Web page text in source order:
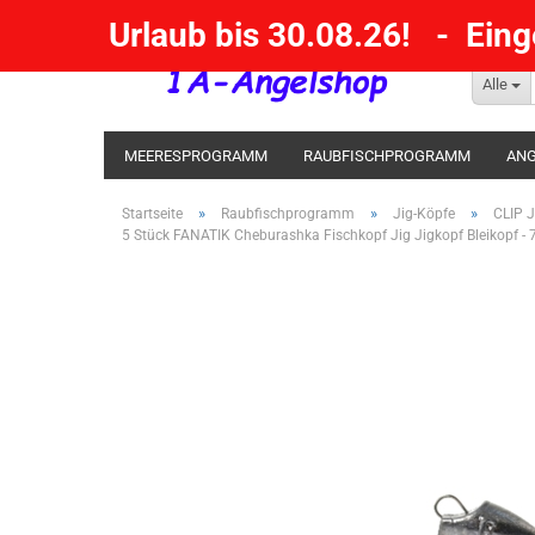
Alle
Urlaub bis 30.08.26! -
MEERESPROGRAMM RAUBFISCHPROGRAMM
KESCHER / SENKE / GAFF POSEN SBIRULINOS
Startseite » Raubfischprogramm » Jig-Köpfe » CLIP
5 Stück FANATIK Cheburashka Fischkopf Jig Jigkopf Bleikopf -